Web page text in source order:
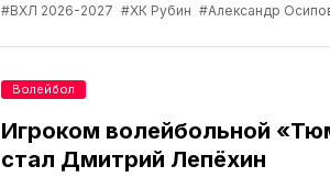
#ВХЛ 2026-2027 #ХК Рубин #Александр
Игроком волейбольной
стал Дмитрий Лепёхин
Волейбол